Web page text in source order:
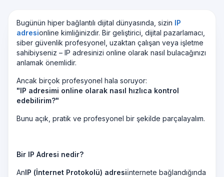
Bugünün hiper bağlantılı dijital dünyasında, sizin IP
adresionline kimliğinizdir. Bir geliştirici, dijital pazarlamacı,
siber güvenlik profesyonel, uzaktan çalışan veya işletme
sahibiyseniz – IP adresinizi online olarak nasıl bulacağınızı
anlamak önemlidir.
Ancak birçok profesyonel hala soruyor:
"IP adresimi online olarak nasıl hızlıca kontrol
edebilirim?"
Bunu açık, pratik ve profesyonel bir şekilde parçalayalım.
Bir IP Adresi nedir?
AnIP (İnternet Protokolü) adresii̇nternete bağlandığında